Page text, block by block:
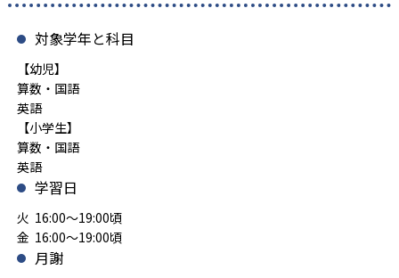
対象学年と科目
【幼児】
算数・国語
英語
【小学生】
算数・国語
英語
学習日
火 16:00～19:00頃
金 16:00～19:00頃
月謝